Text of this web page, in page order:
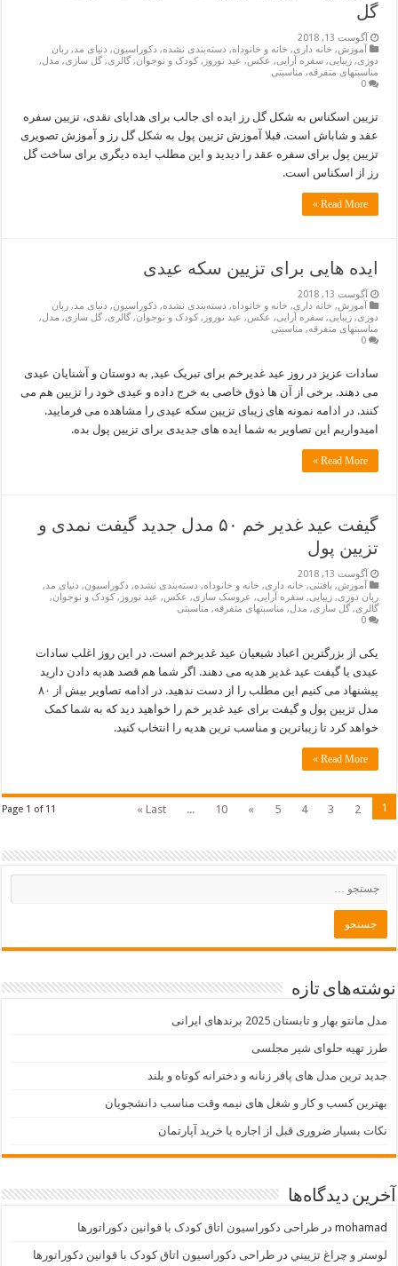
گل
آگوست 13, 2018
آموزش, خانه داری, خانه و خانوداه, دسته‌بندی نشده, دکوراسیون, دنیای مد,ربان
دوزی,زیبایی,سفره آرایی, عکس, عید نوروز ,کودک و نوجوان,گالری,گل سازی, مدل,
مناسبتهای متفرقه, مناسبتی
0
تزیین اسکناس به شکل گل رز ایده ای جالب برای هدایای نقدی، تزیین سفره
عقد و شاباش است. قبلا آموزش تزیین پول به شکل گل رز و آموزش تصویری
تزیین پول برای سفره عقد را دیدید و این مطلب ایده دیگری برای ساخت گل
رز از اسکناس است.
Read More »
ایده هایی برای تزیین سکه عیدی
آگوست 13, 2018
آموزش, خانه داری, خانه و خانوداه, دسته‌بندی نشده, دکوراسیون, دنیای مد,ربان
دوزی,زیبایی,سفره آرایی, عکس, عید نوروز ,کودک و نوجوان,گالری,گل سازی, مدل,
مناسبتهای متفرقه, مناسبتی
0
سادات عزیز در روز عید غدیرخم برای تبریک عید, به دوستان و آشنایان عیدی
می دهند. برخی از آن ها ذوق خاصی به خرج داده و عیدی خود را تزیین هم می
کنند. در ادامه نمونه های زیبای تزیین سکه عیدی را مشاهده می فرمایید.
امیدواریم این تصاویر به شما ایده های جدیدی برای تزیین پول بده.
Read More »
گیفت عید غدیر خم ۵۰ مدل جدید گیفت نمدی و
تزیین پول
آگوست 13, 2018
آموزش, بافتنی, خانه داری, خانه و خانوداه, دسته‌بندی نشده, دکوراسیون, دنیای مد,
ربان دوزی,زیبایی,سفره آرایی, عروسک سازی, عکس, عید نوروز ,کودک و نوجوان,
گالری,گل سازی, مدل, مناسبتهای متفرقه, مناسبتی
0
یکی از بزرگترین اعباد شیعیان عید غدیرخم است. در این روز اغلب سادات
عیدی یا گیفت عید غدیر هدیه می دهند. اگر شما هم قصد هدیه دادن دارید
پیشنهاد می کنیم این مطلب را از دست ندهید. در ادامه تصاویر بیش از ۸۰
مدل تزیین پول و گیفت برای عید غدیر خم را خواهید دید که به شما کمک
خواهد کرد تا زیباترین و مناسب ترین هدیه را انتخاب کنید.
Read More »
Page 1 of 11 1
2
3
4
5
»
10
...
Last »
نوشته‌های تازه
مدل مانتو بهار و تابستان 2025 برندهای ایرانی
طرز تهیه حلوای شیر مجلسی
جدید ترین مدل های پافر زنانه و دخترانه کوتاه و بلند
بهترین کسب و کار و شغل های نیمه وقت مناسب دانشجویان
نکات بسیار ضروری قبل از اجاره یا خرید آپارتمان
آخرین دیدگاه‌ها
mohamad درطراحی دکوراسیون اتاق کودک با قوانین دکوراتورها
لوستر و چراغ تزييني درطراحی دکوراسیون اتاق کودک با قوانین دکوراتورها